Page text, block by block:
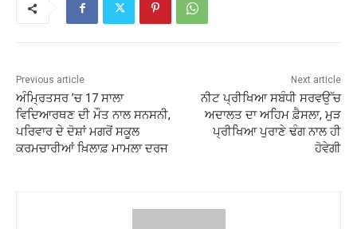
Previous article
ਅੰਮ੍ਰਿਤਸਰ ’ਚ 17 ਸਾਲਾ
ਵਿਦਿਆਰਥਣ ਦੀ ਮੌਤ ਨਾਲ ਸਨਸਨੀ,
ਪਰਿਵਾਰ ਦੇ ਦੋਸ਼ਾਂ ਮਗਰੋਂ ਸਕੂਲ
ਕਰਮਚਾਰੀਆਂ ਖ਼ਿਲਾਫ਼ ਮਾਮਲਾ ਦਰਜ
Next article
ਨੀਟ ਪ੍ਰੀਖਿਆ ਸਬੰਧੀ ਸਰਵਉੱਚ
ਅਦਾਲਤ ਦਾ ਅਹਿਮ ਫ਼ੈਸਲਾ, ਮੁੜ
ਪ੍ਰੀਖਿਆ ਪੁਰਾਣੇ ਢੰਗ ਨਾਲ ਹੀ
ਹੋਵੇਗੀ